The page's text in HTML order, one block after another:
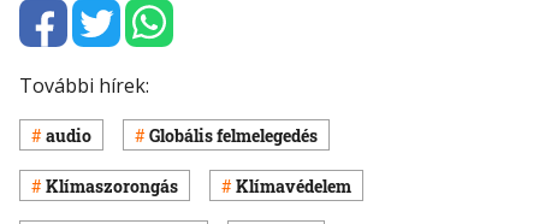
További hírek:
audio Globális felmelegedés
Klímaszorongás Klímavédelem